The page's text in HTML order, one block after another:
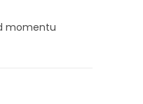
momentu